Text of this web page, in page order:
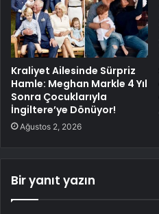
Kraliyet Ailesinde Sürpriz
Hamle: Meghan Markle 4 Yıl
Sonra Çocuklarıyla
İngiltere’ye Dönüyor!
Ağustos 2, 2026
Bir yanıt yazın